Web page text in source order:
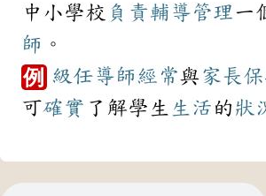
中小學校 負責輔導管理 一
師 。
例 級任導師經常與家長
可確實 了解學生 生活 的 狀